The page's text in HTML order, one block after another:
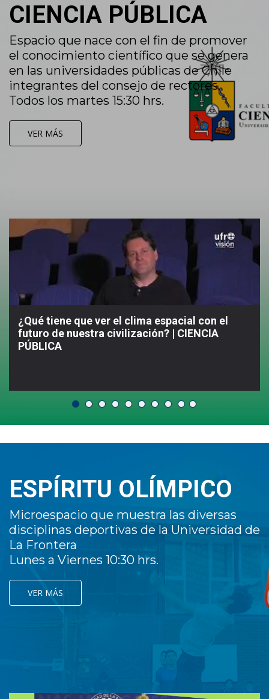
CIENCIA PÚBLICA
Espacio que nace con el fin de promover
el conocimiento científico que se genera
en las universidades públicas de Chile
integrantes del consejo de rectores.
Todos los martes 15:30 hrs.
VER MÁS
¿Qué tiene que ver el clima espacial con el
futuro de nuestra civilización? | CIENCIA
PÚBLICA
ESPÍRITU OLÍMPICO
Microespacio que muestra las diversas
disciplinas deportivas de la Universidad de
La Frontera
Lunes a Viernes 10:30 hrs.
VER MÁS